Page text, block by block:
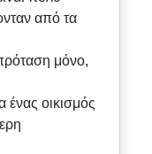
από τα
μόνο,
ένας οικισμός